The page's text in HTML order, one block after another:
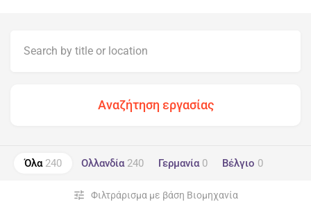
Όλα240 Ολλανδία240 Γερμανία0 Βέλγιο 0
Φιλτράρισμα με βάση Βιομηχανία
tune